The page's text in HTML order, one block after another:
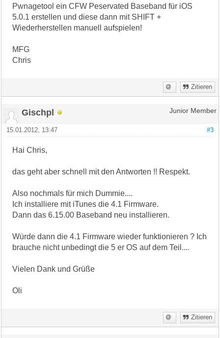
Pwnagetool ein CFW Peservated Baseband für iOS
5.0.1 erstellen und diese dann mit SHIFT +
Wiederherstellen manuell aufspielen!
MFG
Chris
Zitieren
Gischpl Junior Member
#3
15.01.2012, 13:47
Hai Chris,
das geht aber schnell mit den Antworten !! Respekt.
Also nochmals für mich Dummie....
Ich installiere mit iTunes die 4.1 Firmware.
Dann das 6.15.00 Baseband neu installieren.
Würde dann die 4.1 Firmware wieder funktionieren ? Ich
brauche nicht unbedingt die 5 er OS auf dem Teil....
Vielen Dank und Grüße
Oli
Zitieren